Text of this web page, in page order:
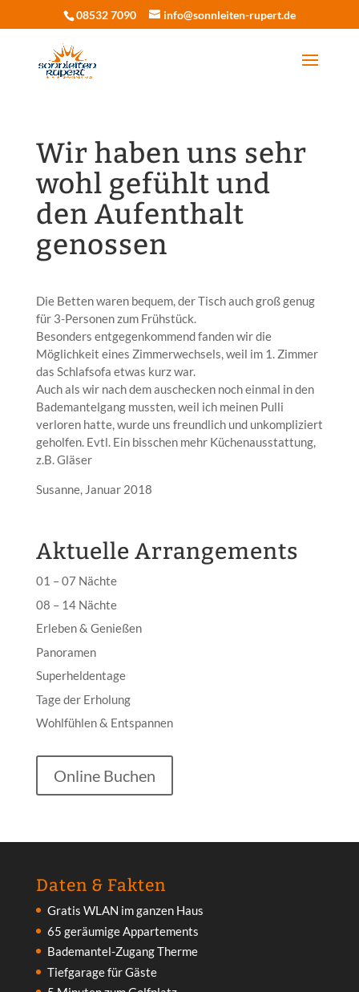
08532 7090 info@sonnleiten-rupert.de
Wir haben uns sehr
wohl gefühlt und
den Aufenthalt
genossen
Die Betten waren bequem, der Tisch auch groß genug
für 3-Personen zum Frühstück.
Besonders entgegenkommend fanden wir die
Möglichkeit eines Zimmerwechsels, weil im 1. Zimmer
das Schlafsofa etwas kurz war.
Auch als wir nach dem auschecken noch einmal in den
Bademantelgang mussten, weil ich meinen Pulli
verloren hatte, wurde uns freundlich und unkompliziert
geholfen. Evtl. Ein bisschen mehr Küchenausstattung,
z.B. Gläser
Susanne, Januar 2018
Aktuelle Arrangements
01 – 07 Nächte
08 – 14 Nächte
Erleben & Genießen
Panoramen
Superheldentage
Tage der Erholung
Wohlfühlen & Entspannen
Online Buchen
Daten & Fakten
Gratis WLAN im ganzen Haus
65 geräumige Appartements
Bademantel-Zugang Therme
Tiefgarage für Gäste